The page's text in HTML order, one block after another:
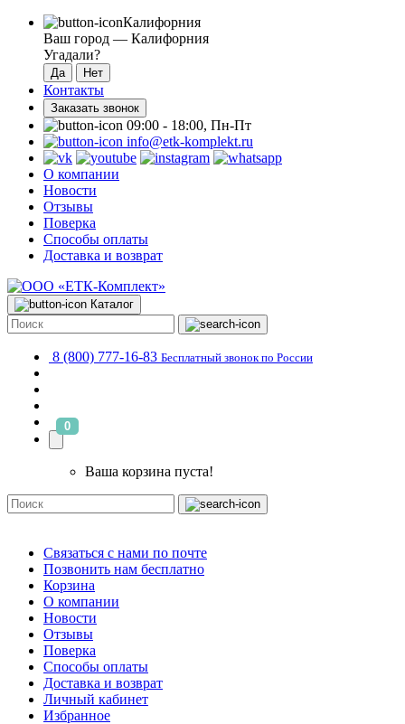
Калифорния
Ваш город — Калифорния
Угадали?
Контакты
Заказать звонок
09:00 - 18:00, Пн-Пт
info@etk-komplekt.ru
О компании
Новости
Отзывы
Поверка
Способы оплаты
Доставка и возврат
Каталог
8 (800) 777-16-83 Бесплатный звонок по России
0
Ваша корзина пуста!
Связаться с нами по почте
Позвонить нам бесплатно
Корзина
О компании
Новости
Отзывы
Поверка
Способы оплаты
Доставка и возврат
Личный кабинет
Избранное